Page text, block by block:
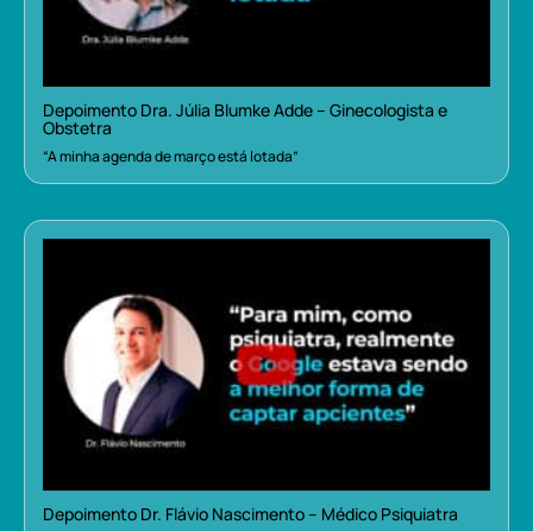
Depoimento Dra. Júlia Blumke Adde – Ginecologista e
Obstetra
“A minha agenda de março está lotada”
Depoimento Dr. Flávio Nascimento – Médico Psiquiatra